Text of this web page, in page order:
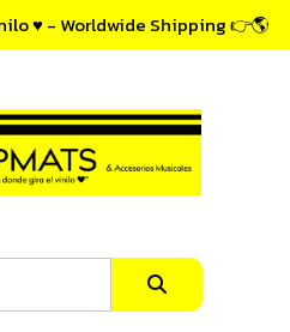
♥ - Worldwide Shipping 👉🌎